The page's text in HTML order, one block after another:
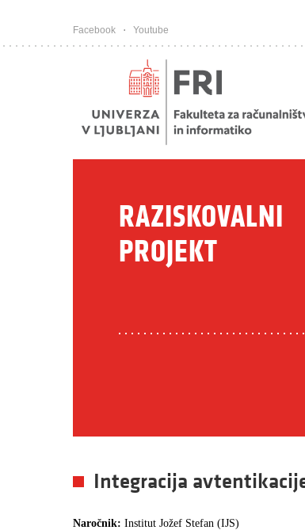
Facebook Youtube
RAZISKOVALNI
PROJEKT
Integracija
Naročnik: Institut Jožef Stefan (IJS)